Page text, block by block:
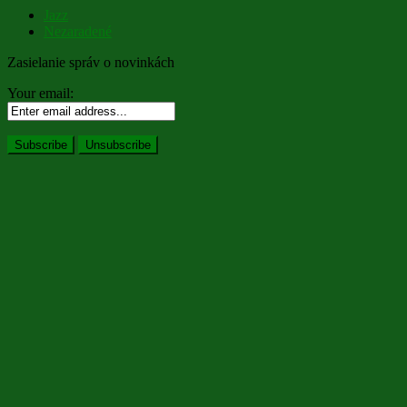
Jazz
Nezaradené
Zasielanie správ o novinkách
Your email: